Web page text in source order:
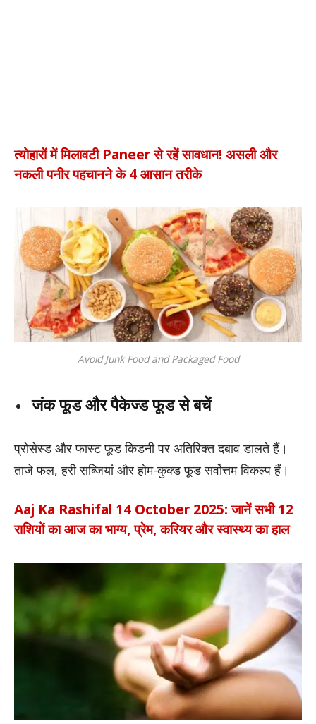
त्योहारों में मिलावटी Paneer से रहें सावधान! असली और
नकली पनीर पहचानने के 4 आसान तरीके
Avoid Junk Food and Packaged Food
जंक फूड और पैकेज्ड फूड से बचें
प्रोसेस्ड और फास्ट फूड किडनी पर अतिरिक्त दबाव डालते हैं।
ताजे फल, हरी सब्जियां और होम-कुक्ड फूड सर्वोत्तम विकल्प हैं।
Aaj Ka Rashifal 14 October 2025: जानें सभी 12
राशियों का आज का भाग्य, प्रेम, करियर और स्वास्थ्य का हाल